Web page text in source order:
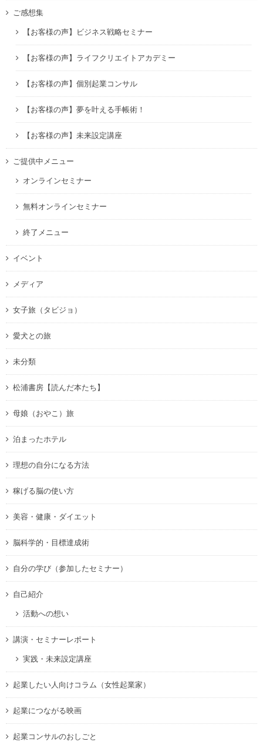
ご感想集
【お客様の声】ビジネス戦略セミナー
【お客様の声】ライフクリエイトアカデミー
【お客様の声】個別起業コンサル
【お客様の声】夢を叶える手帳術！
【お客様の声】未来設定講座
ご提供中メニュー
オンラインセミナー
無料オンラインセミナー
終了メニュー
イベント
メディア
女子旅（タビジョ）
愛犬との旅
未分類
松浦書房【読んだ本たち】
母娘（おやこ）旅
泊まったホテル
理想の自分になる方法
稼げる脳の使い方
美容・健康・ダイエット
脳科学的・目標達成術
自分の学び（参加したセミナー）
自己紹介
活動への想い
講演・セミナーレポート
実践・未来設定講座
起業したい人向けコラム（女性起業家）
起業につながる映画
起業コンサルのおしごと